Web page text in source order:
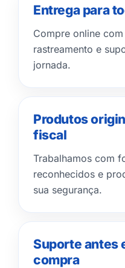
Entrega para
Compre online
rastreamento e
jornada.
Produtos
fiscal
Trabalhamos com
reconhecidos e
sua segurança.
Suporte antes
compra